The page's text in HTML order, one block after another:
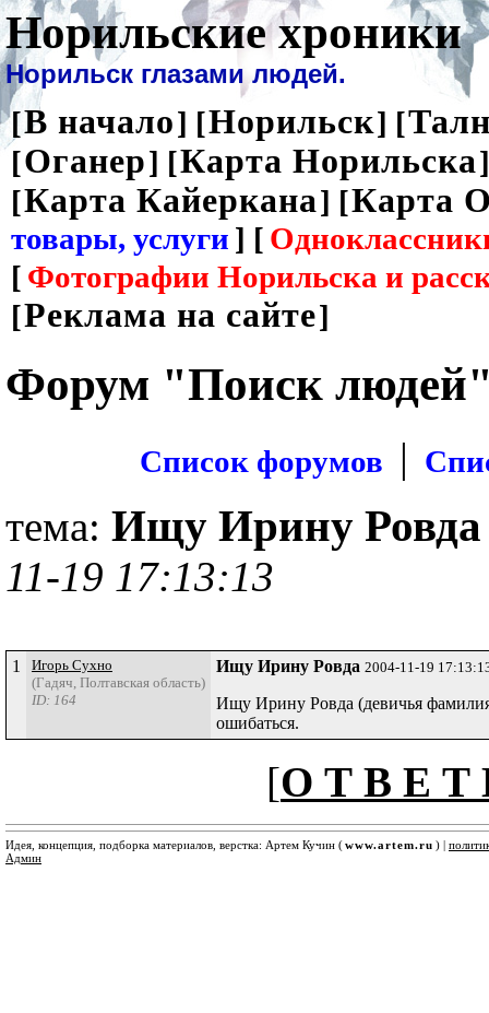
Норильские хроники
Норильск глазами людей.
[В начало] [Норильск] [
[Оганер] [Карта Норильска
[Карта Кайеркана] [Карта
товары, услуги ] [
[ Фотографии Норильска и
[Реклама на сайте]
Форум "Поиск
Список форумов |
тема: Ищу Ирину
11-19 17:13:13
1
Игорь Сухно
(Гадяч, Полтавская область)
ID: 164
Ищу Ирину Ровда 2004-11-19
Ищу Ирину Ровда (девичья
ошибаться.
[О Т В Е Т
Идея, концепция, подборка материалов, верстка: Артем Кучин (www.artem.ru ) |
Админ